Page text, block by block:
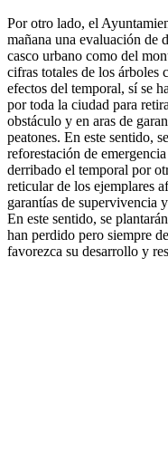
Por otro lado, el
mañana una evaluación de
casco urbano como del
cifras totales de los árboles
efectos del temporal, sí se
por toda la ciudad para
obstáculo y en aras de
peatones. En este sentido,
reforestación de
derribado el temporal por
reticular de los ejemplares
garantías de supervivencia
En este sentido, se
han perdido pero siempre
favorezca su desarrollo y